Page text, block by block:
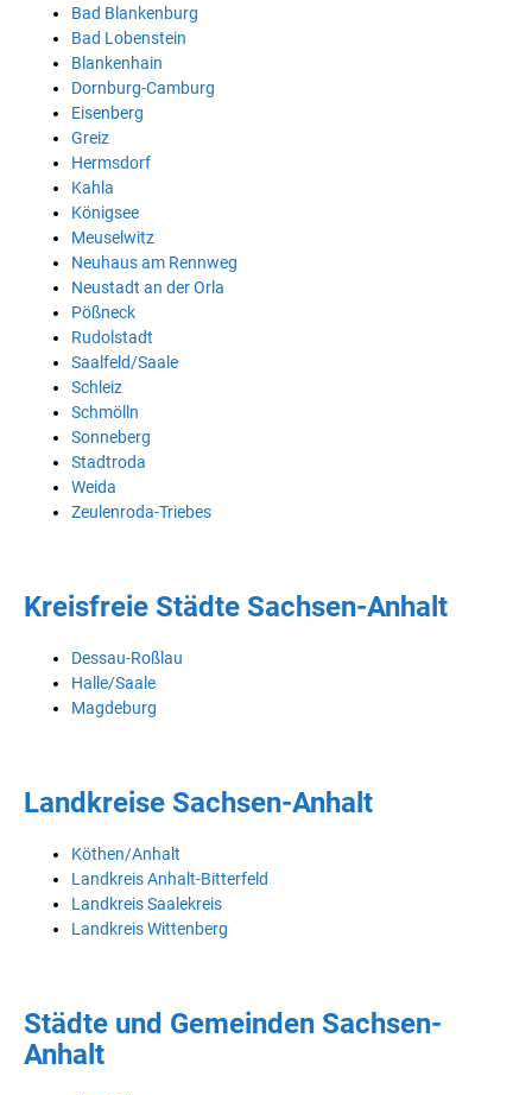
Bad Blankenburg
Bad Lobenstein
Blankenhain
Dornburg-Camburg
Eisenberg
Greiz
Hermsdorf
Kahla
Königsee
Meuselwitz
Neuhaus am Rennweg
Neustadt an der Orla
Pößneck
Rudolstadt
Saalfeld/Saale
Schleiz
Schmölln
Sonneberg
Stadtroda
Weida
Zeulenroda-Triebes
Kreisfreie Städte Sachsen-Anhalt
Dessau-Roßlau
Halle/Saale
Magdeburg
Landkreise Sachsen-Anhalt
Köthen/Anhalt
Landkreis Anhalt-Bitterfeld
Landkreis Saalekreis
Landkreis Wittenberg
Städte und Gemeinden Sachsen-
Anhalt